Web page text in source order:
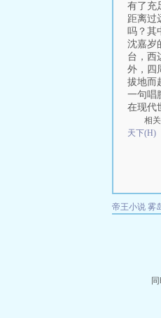
有了充
距离过
吗？其
沈嘉岁
台，西
外，四
拔地而
一句唱
在现代
相
天下(H)
帝王小说 雾